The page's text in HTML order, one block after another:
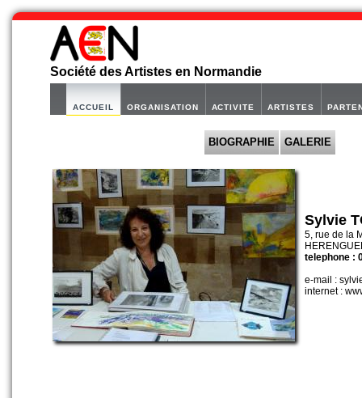
Société des Artistes en Normandie
ACCUEIL ORGANISATION ACTIVITE ARTISTES
BIOGRAPHIE GALERIE
Sylvie
5, rue de la
telephone :
e-mail :
internet :